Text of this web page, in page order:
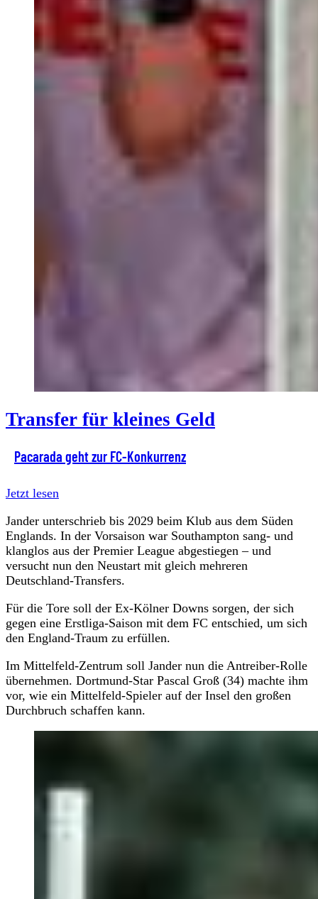
Transfer für kleines Geld
Pacarada geht zur FC-Konkurrenz
Jetzt lesen
Jander unterschrieb bis 2029 beim Klub aus dem Süden
Englands. In der Vorsaison war Southampton sang- und
klanglos aus der Premier League abgestiegen – und
versucht nun den Neustart mit gleich mehreren
Deutschland-Transfers.
Für die Tore soll der Ex-Kölner Downs sorgen, der sich
gegen eine Erstliga-Saison mit dem FC entschied, um sich
den England-Traum zu erfüllen.
Im Mittelfeld-Zentrum soll Jander nun die Antreiber-Rolle
übernehmen. Dortmund-Star Pascal Groß (34) machte ihm
vor, wie ein Mittelfeld-Spieler auf der Insel den großen
Durchbruch schaffen kann.